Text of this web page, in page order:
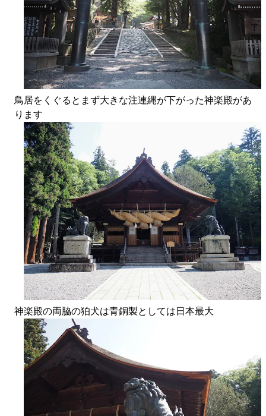
鳥居をくぐるとまず大きな注連縄が下がった神楽殿があ
ります
神楽殿の両脇の狛犬は青銅製としては日本最大